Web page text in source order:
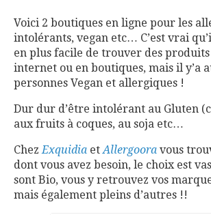
Voici 2 boutiques en ligne pour les
intolérants, vegan etc… C’est vrai
en plus facile de trouver des produits
internet ou en boutiques, mais il y’a
personnes Vegan et allergiques !
Dur dur d’être intolérant au Gluten
aux fruits à coques, au soja etc…
ChezExquidia etAllergoora vous
dont vous avez besoin, le choix est
sont Bio, vous y retrouvez vos
mais également pleins d’autres !!